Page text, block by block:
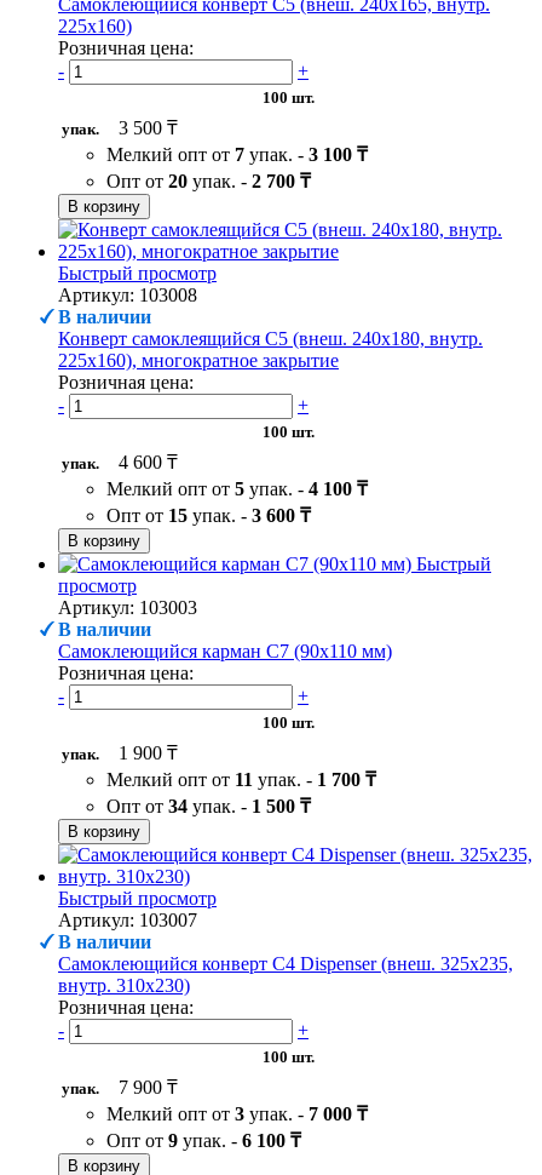
225х160)
Розничная цена:
-
+
100 шт.
упак.
3 500 ₸
Мелкий опт от 7 упак. - 3 100 ₸
Опт от 20 упак. - 2 700 ₸
В корзину
Быстрый просмотр
Артикул: 103008
В наличии
Конверт самоклеящийся С5 (внеш. 240х180, внутр.
225х160), многократное закрытие
Розничная цена:
-
+
100 шт.
упак.
4 600 ₸
Мелкий опт от 5 упак. - 4 100 ₸
Опт от 15 упак. - 3 600 ₸
В корзину
Быстрый
просмотр
Артикул: 103003
В наличии
Самоклеющийся карман C7 (90х110 мм)
Розничная цена:
-
+
100 шт.
упак.
1 900 ₸
Мелкий опт от 11 упак. - 1 700 ₸
Опт от 34 упак. - 1 500 ₸
В корзину
Быстрый просмотр
Артикул: 103007
В наличии
Самоклеющийся конверт С4 Dispenser (внеш. 325х235,
внутр. 310х230)
Розничная цена:
-
+
100 шт.
упак.
7 900 ₸
Мелкий опт от 3 упак. - 7 000 ₸
Опт от 9 упак. - 6 100 ₸
В корзину